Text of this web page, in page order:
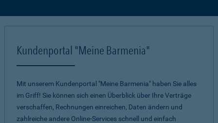
Kundenportal "Meine Barmenia"
Mit unserem Kundenportal "Meine Barmenia" haben Sie alles
im Griff! Sie können sich einen Überblick über Ihre Verträge
verschaffen, Rechnungen einreichen, Daten ändern und
zahlreiche andere Online-Services schnell und einfach